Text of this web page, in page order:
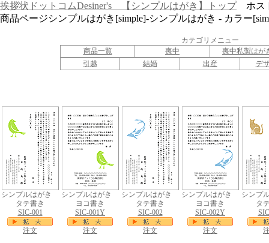
挨拶状ドットコムDesiner's 【シンプルはがき】トップホスト
商品ページシンプルはがき[simple]-シンプルはがき - カラー
カテゴリメニュー
商品一覧
喪中
喪中私製はが
引越
結婚 出産 デ
シンプルはがき
タテ書き
SIC-001
注文
シンプルはがき
ヨコ書き
SIC-001Y
注文
シンプルはがき
タテ書き
SIC-002
注文
シンプルはがき
ヨコ書き
SIC-002Y
注文
シンプ
タ